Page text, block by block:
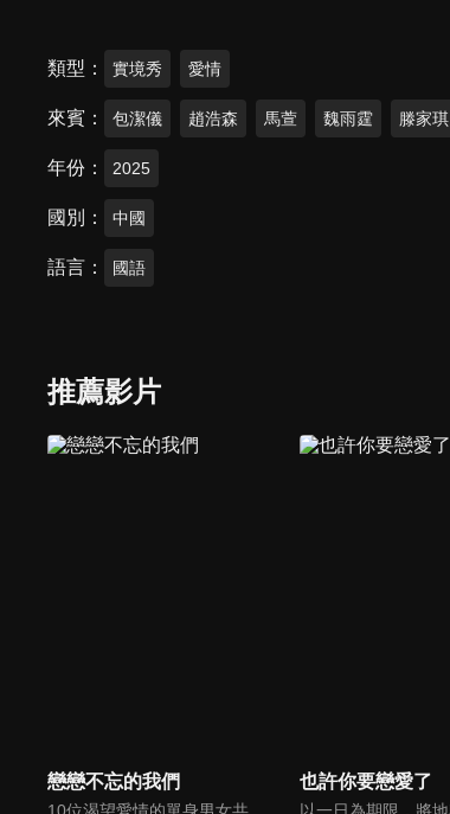
類型 實境秀 愛情
來賓 包潔儀 趙浩森 馬萱 魏雨霆 滕家琪
年份 2025
國別 中國
語言 國語
推薦影片
戀戀不忘的我們 也許你要戀愛了